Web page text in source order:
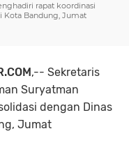
rapat koordinasi
Kota Bandung, Jumat
,-- Sekretaris
Suryatman
dengan Dinas
Jumat